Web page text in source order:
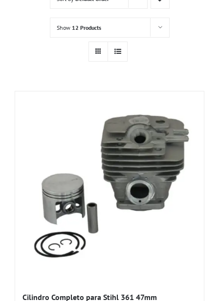
Show 12 Products
Cilindro Completo para Stihl 361 47mm